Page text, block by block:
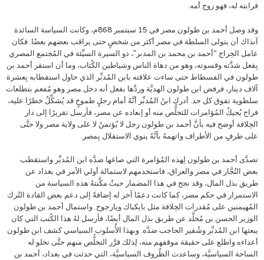
قرابته له، فهو زوج أمه.
وقد وصل أحمد بن طولون مصر في 15 سبتمبر 868م، وكانت السياسة السائدة
آنذاك أن يتولى السلطة في مصر أكثر من شخصٍ حتى يراقب بعضهم بعضًا. فكان
عامل الخِراج “أحمد بن محمد بن المدبر”، ذو السيرة السيِّئة في المُجتمع المصري
بِفعل شدَّته وقسوته، وهو من دهاة الناس وشياطين الكُتاب، وما أن استقر أحمد بن
طولون في الفسطاط حتى ساءت علاقته بابن المُدبِّر الذي حاول استقطابه بِعشرة
آلاف دينار، فرفض ابن طولون الهديَّة وردَّها بفعل أنه دخل مصر وهو مُفعم بتطلعات
سلطوية تفوق كل حد. أدرك ابنُ المُدبِّر أنَّهُ أمام رجلٍ طموحٍ قد يُشكِّلُ خطرًا عليه،
فراح يُحيكُ المُؤامرات للتخلُّص منه أو إبعاده عن مصر، فأرسل تقريرًا إلى دار
الخِلافة أوضح فيه بأنَّ أحمد بن طولون رجل لا يُؤتمنُ لا على ولاية مصر ولا حتَّى
على طرفٍ من الأطراف واتهمهُ بأنَّهُ ينوي الاستقلال بِمصر.
تصدَّى أحمد بن طولون لِهذه المُؤامرة التي صاغها ضدَّه ابن المُدبِّر واستقطب
بعض التُجَّار في مصر والعراق، فاستخدمهم لاستمالة أولي الأمر في بغداد عن
طريق بذل المال، وقد نجح في هذا المضمار حيثُ مكَّنتهُ هذه السياسة من
الاستمرار في حكم مصر، كما كانت دعمًا آخر له إضافةً إلى دعم بعض القادة التُرك
المُهيمنين على مُقدرات الخِلافة مثل بايكباك ويارجوخ. واستمال أحمد بن طولون
الوزير الحسن بن مُخلَّد عن طريق بذل المال أيضًا، فأرسل لهُ هذا الكُتب التي كان
يبعثها ابن المُدبِّر وشُقير الحاجب ضدَّه. وبهذا الأُسلوب السياسي كشف ابن طولون
أعداءه واطلع على حقيقة موقفهم منه، لِذلك قرَّر التخلُّص منهم حتَّى تخلو له
الساحة السياسيَّة، وساعدت الظُروف السياسيَّة، التي حدثت في بغداد، أحمد بن